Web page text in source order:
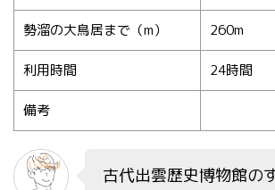
勢溜の大鳥居まで（m） 260m
利用時間 24時間
備考
古代出雲歴史博物館の